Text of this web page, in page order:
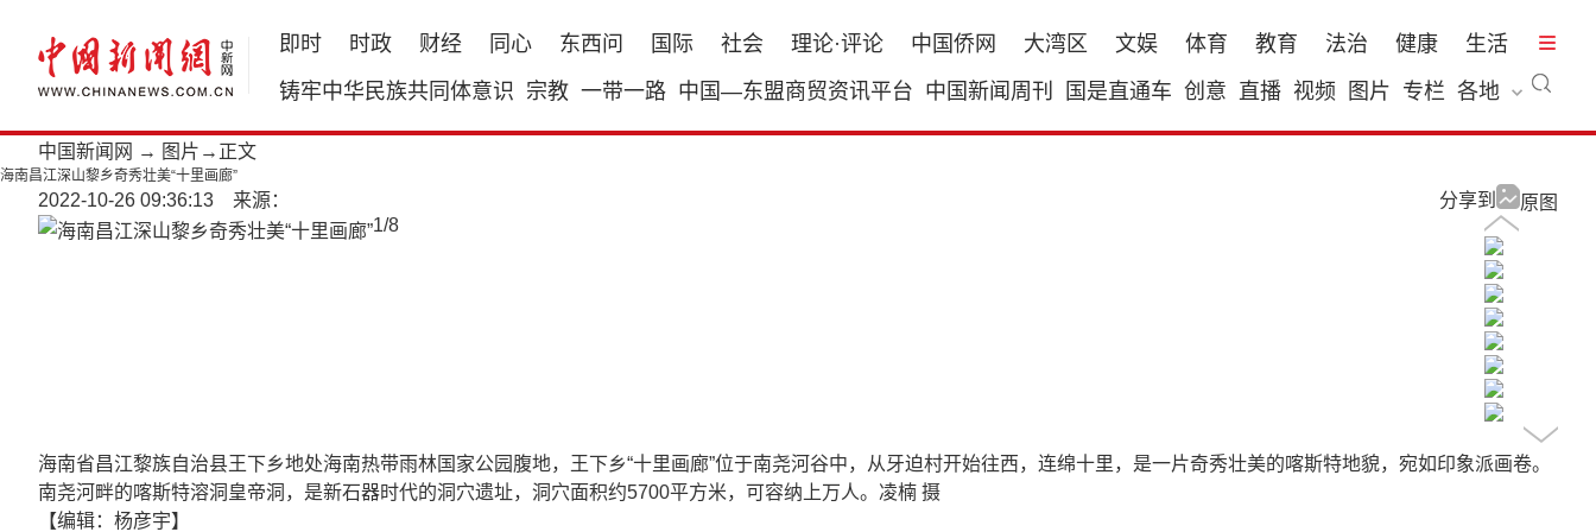
即时 时政 财经 同心 东西问 国际 社会 理论·评论 中国侨网 大湾区 文娱 体育 教育 法治 健康
生活
铸牢中华民族共同体意识 宗教 一带一路 中国—东盟商贸资讯平台 中国新闻周刊 国是直通车 创意 直播 视频 图片 专栏 各地
中国新闻网 → 图片 →正文
海南昌江深山黎乡奇秀壮美“十里画廊”
2022-10-26 09:36:13 来源： 原图
分享到
1/8
海南省昌江黎族自治县王下乡地处海南热带雨林国家公园腹地，王下乡“十里画廊”位于南尧河谷中，从牙迫村开始往西，连绵十里，是一片奇秀壮美的喀斯特地貌，宛如印象派画卷。
南尧河畔的喀斯特溶洞皇帝洞，是新石器时代的洞穴遗址，洞穴面积约5700平方米，可容纳上万人。凌楠 摄
【编辑：杨彦宇】